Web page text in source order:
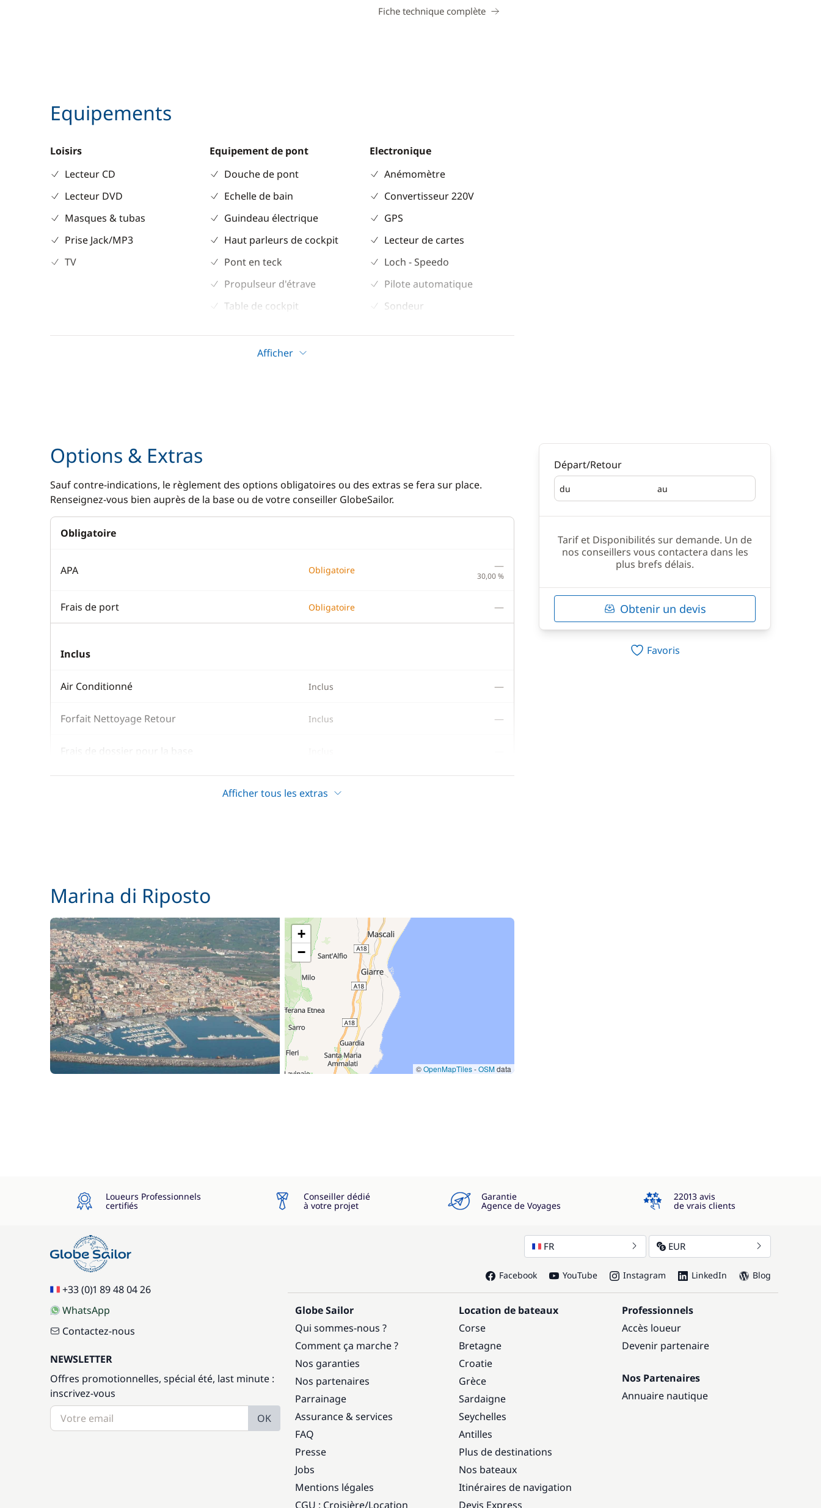
Fiche technique complète
Equipements
Loisirs
Lecteur CD
Lecteur DVD
Masques & tubas
Prise Jack/MP3
TV
Equipement de pont
Douche de pont
Echelle de bain
Guindeau électrique
Haut parleurs de cockpit
Pont en teck
Propulseur d'étrave
Table de cockpit
Electronique
Anémomètre
Convertisseur 220V
GPS
Lecteur de cartes
Loch - Speedo
Pilote automatique
Sondeur
Micro-ondes
Réfrigérateur éléctrique
Générateur
Lave Linge
Afficher
Options & Extras
Sauf contre-indications, le règlement des options obligatoires ou des extras se fera sur place.
Renseignez-vous bien auprès de la base ou de votre conseiller GlobeSailor.
Obligatoire
APA Obligatoire —
30,00 %
Frais de port Obligatoire —
Inclus
Air Conditionné Inclus —
Forfait Nettoyage Retour Inclus —
Frais de dossier pour la base
Serviettes Inclus
Skipper (repas non inclus) Inclus
Wifi Inclus
En option
Jet Ski / jour
Moteur Hors Bord
Nuit à bord la veille de l'embarquement
Transfert
Afficher tous les extras
Marina di Riposto
+
−
©OpenMapTiles-OSMdata
Départ/Retour
du
Départ au
Retour
Tarif et Disponibilités sur demande. Un de
nos conseillers vous contactera dans les
plus brefs délais.
Obtenir un devis
Favoris
Loueurs Professionnels
certifiés
Conseiller dédié
à votre projet
Garantie
Agence de Voyages
4.3
22013 avis
de vrais clients
+33 (0)1 89 48 04 26
WhatsApp
Contactez-nous
NEWSLETTER
Offres promotionnelles, spécial été, last minute :
inscrivez-vous
OK
FR EUR
Facebook YouTube Instagram LinkedIn Blog
Globe Sailor
Qui sommes-nous ?
Comment ça marche ?
Nos garanties
Nos partenaires
Parrainage
Assurance & services
FAQ
Presse
Jobs
Mentions légales
CGU : Croisière/Location
Location de bateaux
Corse
Bretagne
Croatie
Grèce
Sardaigne
Seychelles
Antilles
Plus de destinations
Nos bateaux
Itinéraires de navigation
Devis Express
Professionnels
Accès loueur
Devenir partenaire
Nos Partenaires
Annuaire nautique